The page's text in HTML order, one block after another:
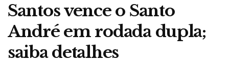
Santos vence o Santo
André em rodada dupla;
saiba detalhes